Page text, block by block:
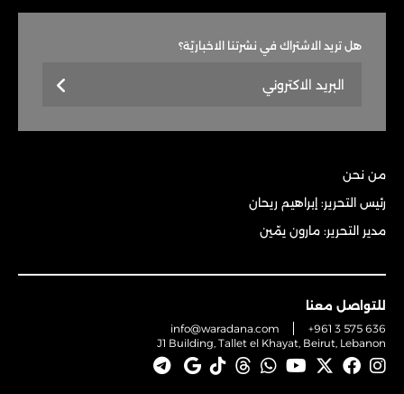
هل تريد الاشتراك في نشرتنا الاخباريّة؟
من نحن
رئيس التحرير: إبراهيم ريحان
مدير التحرير: مارون يمّين
للتواصل معنا
info@waradana.com
+961 3 575 636
J1 Building, Tallet el Khayat, Beirut, Lebanon